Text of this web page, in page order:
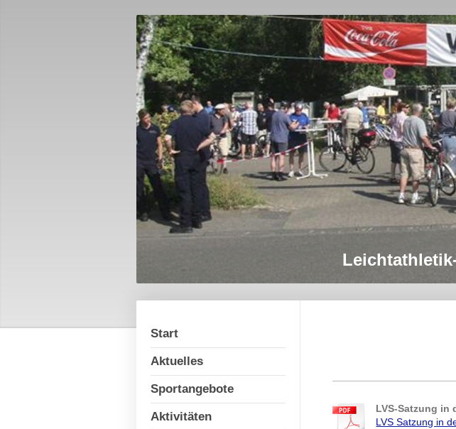
Start
Aktuelles
Sportangebote
Aktivitäten
LVS-Satzung in
LVS Satzung in